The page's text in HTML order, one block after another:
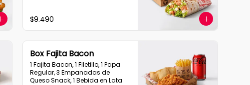
$9.490
Box Fajita Bacon
1 Fajita Bacon, 1 Filetillo, 1 Papa
Regular, 3 Empanadas de
Queso Snack, 1 Bebida en Lata